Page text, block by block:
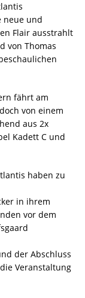
neue und
Flair ausstrahlt
von Thomas
fährt am
von einem
aus 2x
Kadett C und
haben zu
in ihrem
vor dem
der Abschluss
Veranstaltung